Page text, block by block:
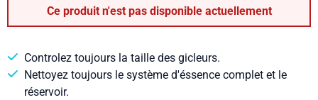
Ce produit n'est pas disponible actuellement
Controlez toujours la taille des gicleurs.
Nettoyez toujours le système d'éssence complet et le
réservoir.